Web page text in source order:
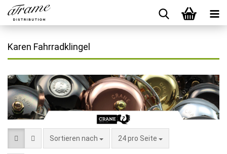
Karen Fahrradklingel
Sortieren nach 24 pro Seite